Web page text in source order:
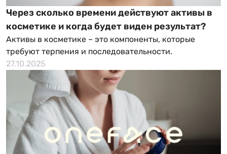
Через сколько времени действуют активы в
косметике и когда будет виден результат?
Активы в косметике – это компоненты, которые
требуют терпения и последовательности.
27.10.2025